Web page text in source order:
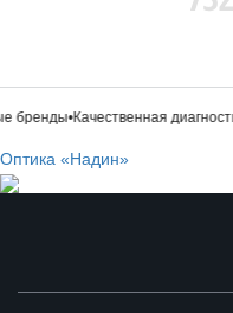
бренды•Качественная
Оптика «Надин»